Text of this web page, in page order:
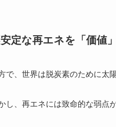
定な再エネを「価値
で、世界は脱炭素のために太
し、再エネには致命的な弱点